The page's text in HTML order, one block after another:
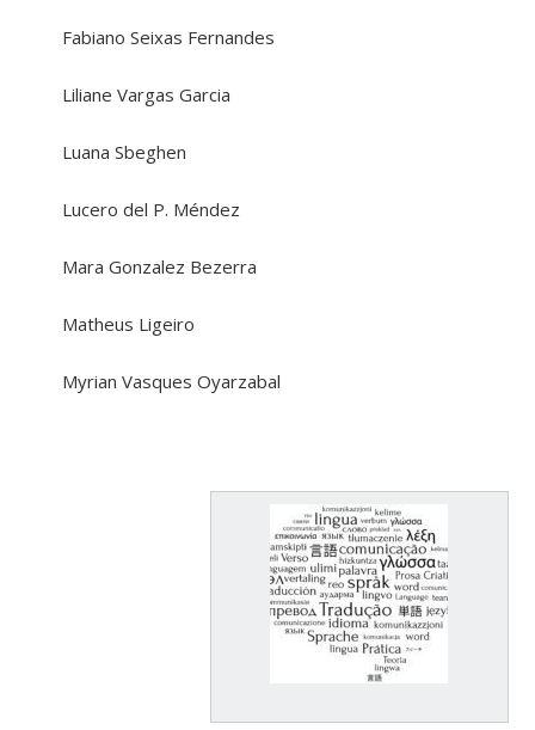
Fabiano Seixas Fernandes
Liliane Vargas Garcia
Luana Sbeghen
Lucero del P. Méndez
Mara Gonzalez Bezerra
Matheus Ligeiro
Myrian Vasques Oyarzabal